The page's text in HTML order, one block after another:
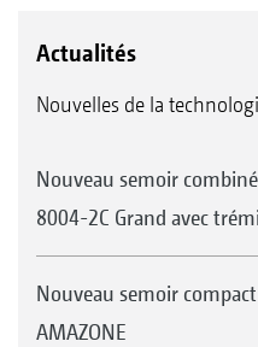
Actualités
Nouvelles de la
Nouveau semoir
8004-2C Grand avec
Nouveau semoir
AMAZONE